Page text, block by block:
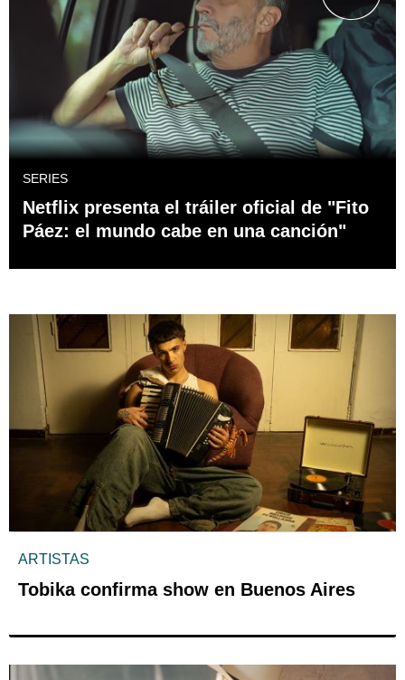
SERIES
Netflix presenta el tráiler oficial de "Fito
Páez: el mundo cabe en una canción"
ARTISTAS
Tobika confirma show en Buenos Aires